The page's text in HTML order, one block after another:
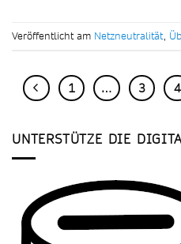
Veröffentlicht am Netzneutralität,
1 … 3 4
UNTERSTÜTZE DIE